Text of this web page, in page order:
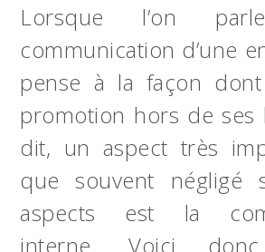
Lorsque l’on
communication d’une
pense à la façon
promotion hors de ses
dit, un aspect très
que souvent négligé
aspects est la
interne. Voici